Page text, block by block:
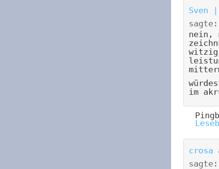
Sven |
sagte:
nein,
im
crosa
sagte: